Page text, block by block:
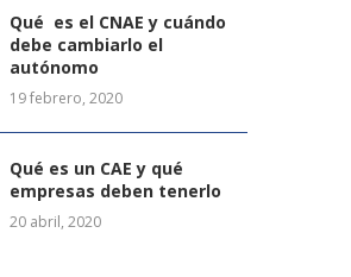
Qué es el CNAE y cuándo
debe cambiarlo el
autónomo
19 febrero, 2020
Qué es un CAE y qué
empresas deben tenerlo
20 abril, 2020